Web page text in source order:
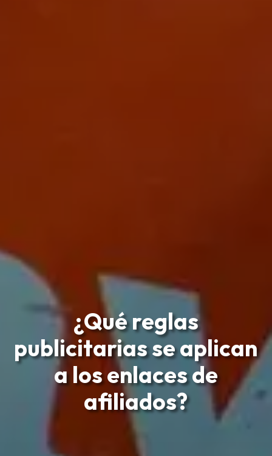
¿Qué reglas
publicitarias se aplican
a los enlaces de
afiliados?